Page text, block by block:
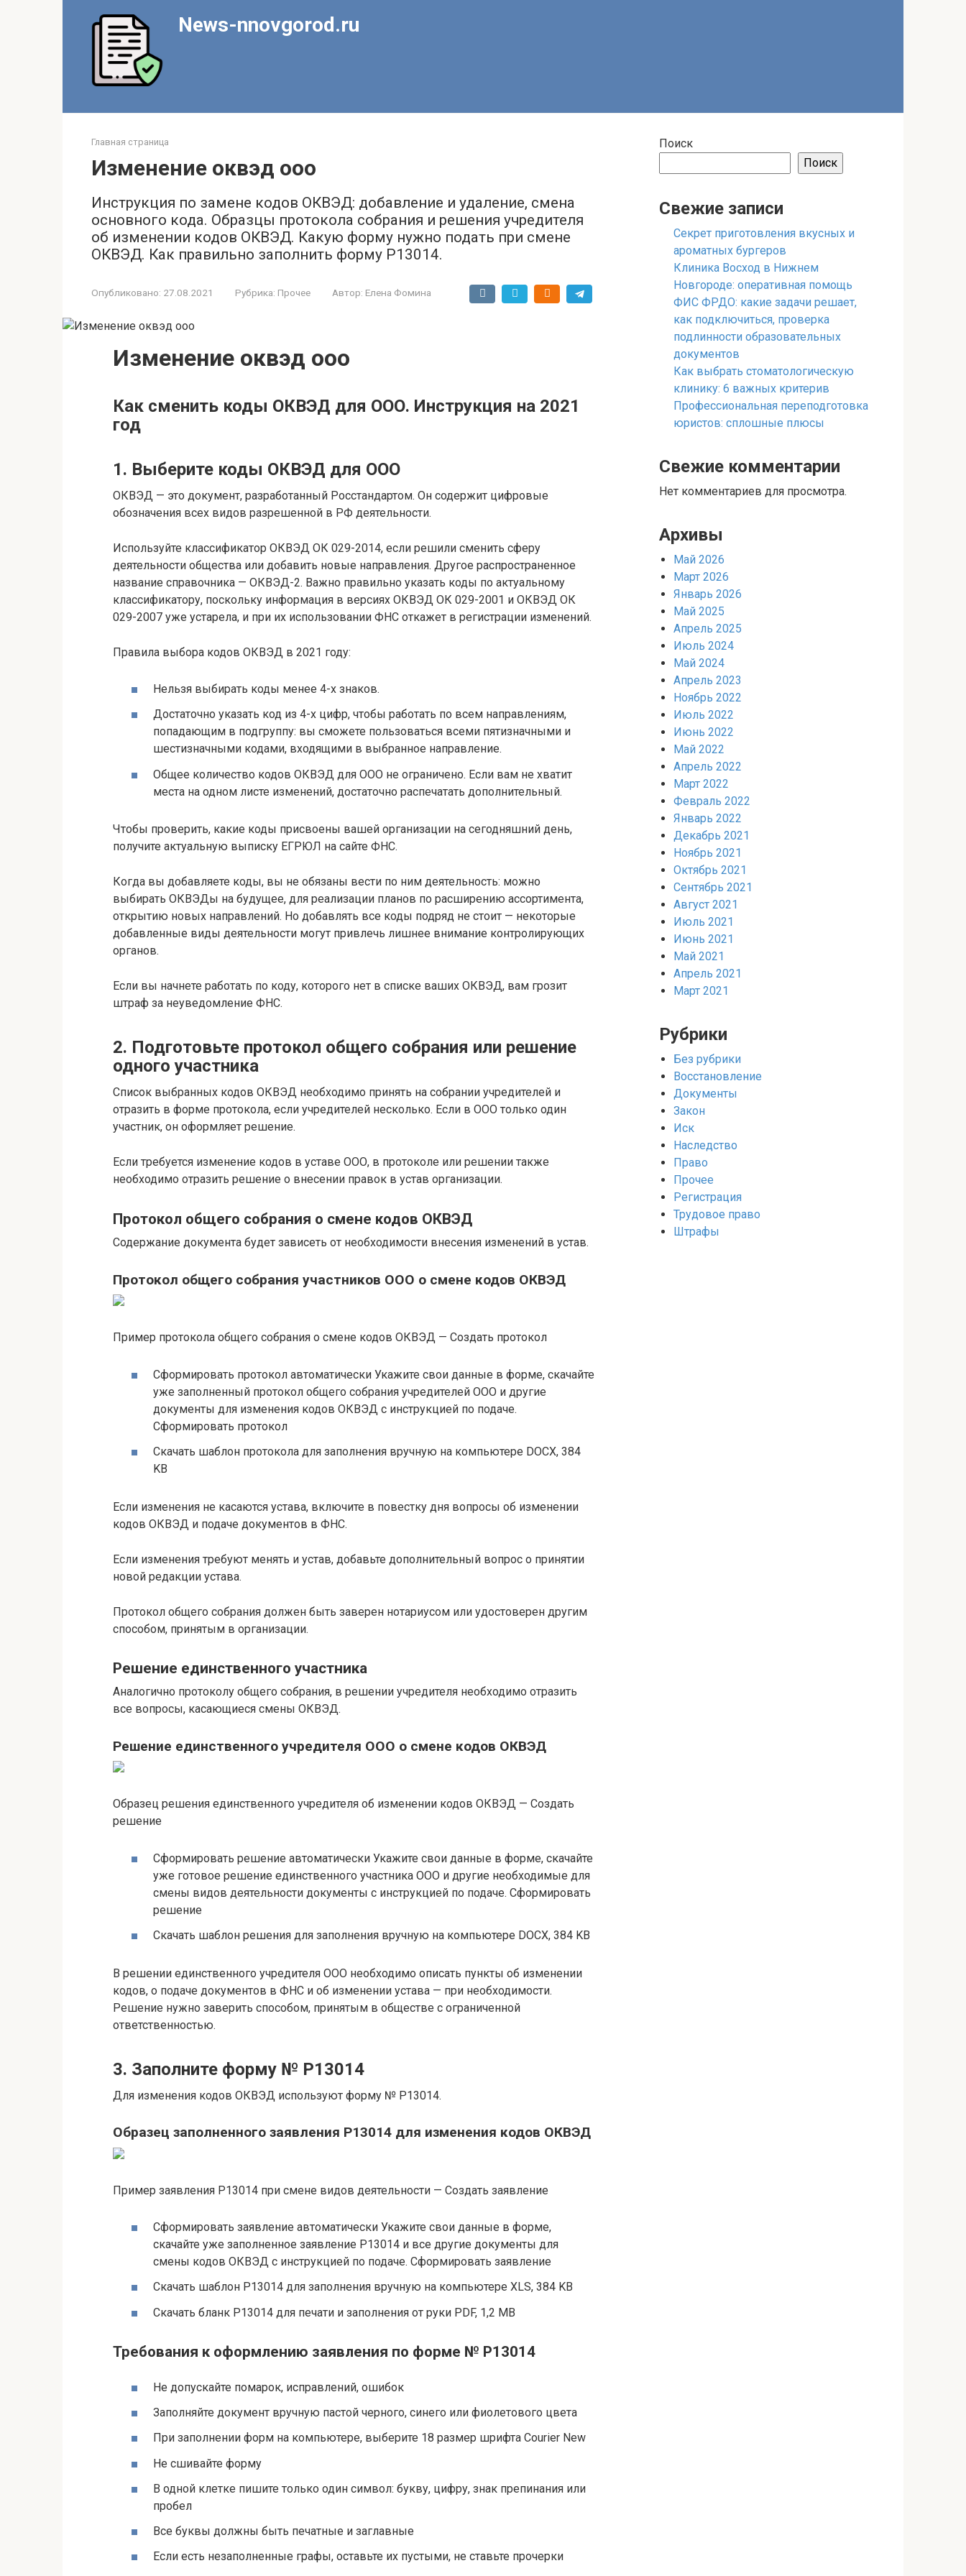
News-nnovgorod.ru
Главная страница
Изменение оквэд ооо
Инструкция по замене кодов ОКВЭД: добавление и удаление, смена
основного кода. Образцы протокола собрания и решения учредителя
об изменении кодов ОКВЭД. Какую форму нужно подать при смене
ОКВЭД. Как правильно заполнить форму Р13014.
Опубликовано: 27.08.2021 Рубрика: Прочее Автор: Елена Фомина
Изменение оквэд ооо
Как сменить коды ОКВЭД для ООО. Инструкция на 2021
год
1. Выберите коды ОКВЭД для ООО
ОКВЭД — это документ, разработанный Росстандартом. Он содержит цифровые
обозначения всех видов разрешенной в РФ деятельности.
Используйте классификатор ОКВЭД ОК 029-2014, если решили сменить сферу
деятельности общества или добавить новые направления. Другое распространенное
название справочника — ОКВЭД-2. Важно правильно указать коды по актуальному
классификатору, поскольку информация в версиях ОКВЭД ОК 029-2001 и ОКВЭД ОК
029-2007 уже устарела, и при их использовании ФНС откажет в регистрации изменений.
Правила выбора кодов ОКВЭД в 2021 году:
Нельзя выбирать коды менее 4-х знаков.
Достаточно указать код из 4-х цифр, чтобы работать по всем направлениям,
попадающим в подгруппу: вы сможете пользоваться всеми пятизначными и
шестизначными кодами, входящими в выбранное направление.
Общее количество кодов ОКВЭД для ООО не ограничено. Если вам не хватит
места на одном листе изменений, достаточно распечатать дополнительный.
Чтобы проверить, какие коды присвоены вашей организации на сегодняшний день,
получите актуальную выписку ЕГРЮЛ на сайте ФНС.
Когда вы добавляете коды, вы не обязаны вести по ним деятельность: можно
выбирать ОКВЭДы на будущее, для реализации планов по расширению ассортимента,
открытию новых направлений. Но добавлять все коды подряд не стоит — некоторые
добавленные виды деятельности могут привлечь лишнее внимание контролирующих
органов.
Если вы начнете работать по коду, которого нет в списке ваших ОКВЭД, вам грозит
штраф за неуведомление ФНС.
2. Подготовьте протокол общего собрания или решение
одного участника
Список выбранных кодов ОКВЭД необходимо принять на собрании учредителей и
отразить в форме протокола, если учредителей несколько. Если в ООО только один
участник, он оформляет решение.
Если требуется изменение кодов в уставе ООО, в протоколе или решении также
необходимо отразить решение о внесении правок в устав организации.
Протокол общего собрания о смене кодов ОКВЭД
Содержание документа будет зависеть от необходимости внесения изменений в устав.
Протокол общего собрания участников ООО о смене кодов ОКВЭД
Пример протокола общего собрания о смене кодов ОКВЭД — Создать протокол
Сформировать протокол автоматически Укажите свои данные в форме, скачайте
уже заполненный протокол общего собрания учредителей ООО и другие
документы для изменения кодов ОКВЭД с инструкцией по подаче.
Сформировать протокол
Скачать шаблон протокола для заполнения вручную на компьютере DOCX, 384
KB
Если изменения не касаются устава, включите в повестку дня вопросы об изменении
кодов ОКВЭД и подаче документов в ФНС.
Если изменения требуют менять и устав, добавьте дополнительный вопрос о принятии
новой редакции устава.
Протокол общего собрания должен быть заверен нотариусом или удостоверен другим
способом, принятым в организации.
Решение единственного участника
Аналогично протоколу общего собрания, в решении учредителя необходимо отразить
все вопросы, касающиеся смены ОКВЭД.
Решение единственного учредителя ООО о смене кодов ОКВЭД
Образец решения единственного учредителя об изменении кодов ОКВЭД — Создать
решение
Сформировать решение автоматически Укажите свои данные в форме, скачайте
уже готовое решение единственного участника ООО и другие необходимые для
смены видов деятельности документы с инструкцией по подаче. Сформировать
решение
Скачать шаблон решения для заполнения вручную на компьютере DOCX, 384 KB
В решении единственного учредителя ООО необходимо описать пункты об изменении
кодов, о подаче документов в ФНС и об изменении устава — при необходимости.
Решение нужно заверить способом, принятым в обществе с ограниченной
ответственностью.
3. Заполните форму № Р13014
Для изменения кодов ОКВЭД используют форму № Р13014.
Образец заполненного заявления Р13014 для изменения кодов ОКВЭД
Пример заявления Р13014 при смене видов деятельности — Создать заявление
Сформировать заявление автоматически Укажите свои данные в форме,
скачайте уже заполненное заявление Р13014 и все другие документы для
смены кодов ОКВЭД с инструкцией по подаче. Сформировать заявление
Скачать шаблон Р13014 для заполнения вручную на компьютере XLS, 384 KB
Скачать бланк Р13014 для печати и заполнения от руки PDF, 1,2 МB
Требования к оформлению заявления по форме № Р13014
Не допускайте помарок, исправлений, ошибок
Заполняйте документ вручную пастой черного, синего или фиолетового цвета
При заполнении форм на компьютере, выберите 18 размер шрифта Courier New
Не сшивайте форму
В одной клетке пишите только один символ: букву, цифру, знак препинания или
пробел
Все буквы должны быть печатные и заглавные
Если есть незаполненные графы, оставьте их пустыми, не ставьте прочерки
Поиск
Поиск
Свежие записи
Секрет приготовления вкусных и
ароматных бургеров
Клиника Восход в Нижнем
Новгороде: оперативная помощь
ФИС ФРДО: какие задачи решает,
как подключиться, проверка
подлинности образовательных
документов
Как выбрать стоматологическую
клинику: 6 важных критерив
Профессиональная переподготовка
юристов: сплошные плюсы
Свежие комментарии
Нет комментариев для просмотра.
Архивы
Май 2026
Март 2026
Январь 2026
Май 2025
Апрель 2025
Июль 2024
Май 2024
Апрель 2023
Ноябрь 2022
Июль 2022
Июнь 2022
Май 2022
Апрель 2022
Март 2022
Февраль 2022
Январь 2022
Декабрь 2021
Ноябрь 2021
Октябрь 2021
Сентябрь 2021
Август 2021
Июль 2021
Июнь 2021
Май 2021
Апрель 2021
Март 2021
Рубрики
Без рубрики
Восстановление
Документы
Закон
Иск
Наследство
Право
Прочее
Регистрация
Трудовое право
Штрафы